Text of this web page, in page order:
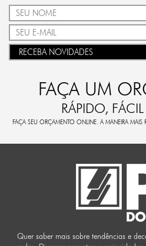
RECEBA NOVIDADES
FAÇA UM
RÁPIDO, FÁCIL
FAÇA SEU ORÇAMENTO ONLINE. A MANEIRA MAIS
Quer saber mais sobre tendências e